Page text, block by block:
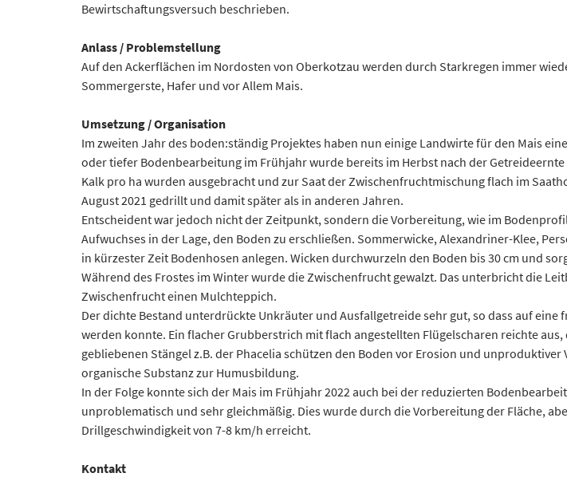
Bewirtschaftungsversuch beschrieben.
Anlass / Problemstellung
Auf den Ackerflächen im Nordosten von Oberkotzau werden durch Starkregen immer
Sommergerste, Hafer und vor Allem Mais.
Umsetzung / Organisation
Im zweiten Jahr des boden:ständig Projektes haben nun einige Landwirte für den Mais
oder tiefer Bodenbearbeitung im Frühjahr wurde bereits im Herbst nach der
Kalk pro ha wurden ausgebracht und zur Saat der Zwischenfruchtmischung flach im
August 2021 gedrillt und damit später als in anderen Jahren.
Entscheident war jedoch nicht der Zeitpunkt, sondern die Vorbereitung, wie im
Aufwuchses in der Lage, den Boden zu erschließen. Sommerwicke, Alexandriner-Klee,
in kürzester Zeit Bodenhosen anlegen. Wicken durchwurzeln den Boden bis 30 cm und
Während des Frostes im Winter wurde die Zwischenfrucht gewalzt. Das unterbricht die
Zwischenfrucht einen Mulchteppich.
Der dichte Bestand unterdrückte Unkräuter und Ausfallgetreide sehr gut, so dass auf
werden konnte. Ein flacher Grubberstrich mit flach angestellten Flügelscharen reichte
gebliebenen Stängel z.B. der Phacelia schützen den Boden vor Erosion und
organische Substanz zur Humusbildung.
In der Folge konnte sich der Mais im Frühjahr 2022 auch bei der reduzierten
unproblematisch und sehr gleichmäßig. Dies wurde durch die Vorbereitung der Fläche,
Drillgeschwindigkeit von 7-8 km/h erreicht.
Kontakt